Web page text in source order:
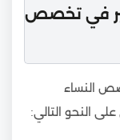
في تخصص
النساء
النحو التالي: